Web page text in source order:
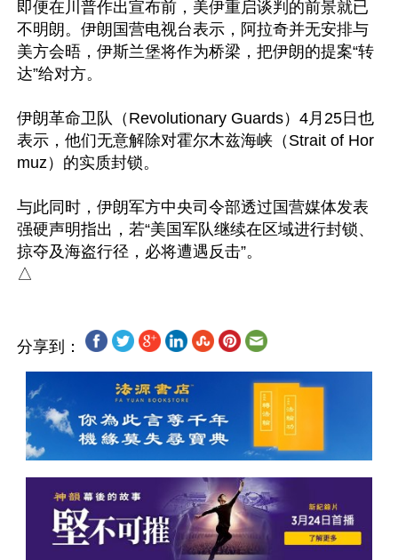
即便在川普作出宣布前，美伊重启谈判的前景就已
不明朗。伊朗国营电视台表示，阿拉奇并无安排与
美方会晤，伊斯兰堡将作为桥梁，把伊朗的提案“转
达”给对方。
伊朗革命卫队（Revolutionary Guards）4月25日也
表示，他们无意解除对霍尔木兹海峡（Strait of Hor
muz）的实质封锁。
与此同时，伊朗军方中央司令部透过国营媒体发表
强硬声明指出，若“美国军队继续在区域进行封锁、
掠夺及海盗行径，必将遭遇反击”。
分享到：